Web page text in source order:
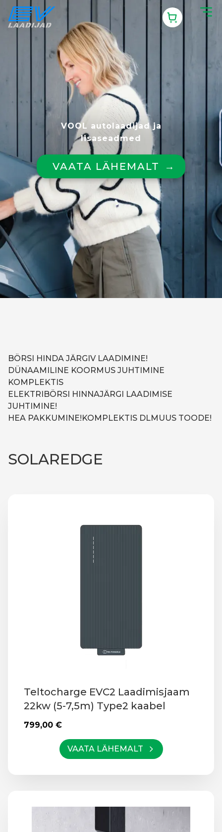
VOOL autolaadijad ja
lisaseadmed
VAATA LÄHEMALT
BÖRSI HINDA JÄRGIV LAADIMINE!
DÜNAAMILINE KOORMUS JUHTIMINE
KOMPLEKTIS
ELEKTRIBÖRSI HINNAJÄRGI LAADIMISE
JUHTIMINE!
HEA PAKKUMINE!KOMPLEKTIS DLM UUS TOODE!
SOLAREDGE
Teltocharge EVC2 Laadimisjaam
22kw (5-7,5m) Type2 kaabel
799,00 €
VAATA LÄHEMALT